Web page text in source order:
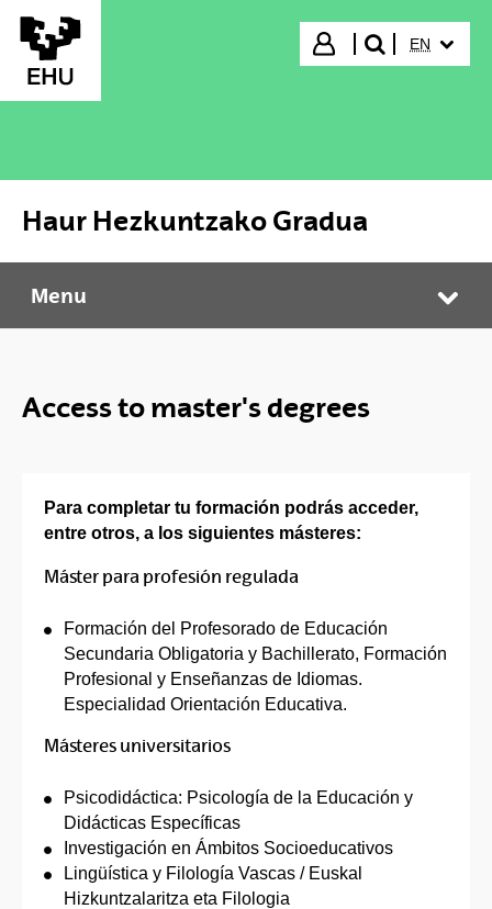
Skip to Main Content
Login
search"
EN
Haur Hezkuntzako Gradua
Haur Hezkuntzako Gradua
Menu
Access to master's degrees
Para completar tu formación podrás acceder,
entre otros, a los siguientes másteres:
Máster para profesión regulada
Formación del Profesorado de Educación
Secundaria Obligatoria y Bachillerato, Formación
Profesional y Enseñanzas de Idiomas.
Especialidad Orientación Educativa.
Másteres universitarios
Psicodidáctica: Psicología de la Educación y
Didácticas Específicas
Investigación en Ámbitos Socioeducativos
Lingüística y Filología Vascas / Euskal
Hizkuntzalaritza eta Filologia